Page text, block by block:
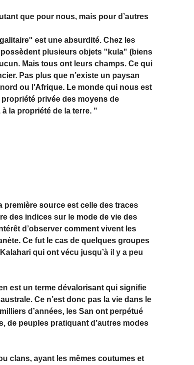
que pour nous, mais pour d’autres
est une absurdité. Chez les
possèdent plusieurs objets "kula" (biens
Mais tous ont leurs champs. Ce qui
Pas plus que n’existe un paysan
ou l’Afrique. Le monde qui nous est
privée des moyens de
la propriété de la terre. "
première source est celle des traces
des indices sur le mode de vie des
d’observer comment vivent les
Ce fut le cas de quelques groupes
qui ont vécu jusqu’à il y a peu
est un terme dévalorisant qui signifie
Ce n’est donc pas la vie dans le
d’années, les San ont perpétué
de peuples pratiquant d’autres modes
clans, ayant les mêmes coutumes et